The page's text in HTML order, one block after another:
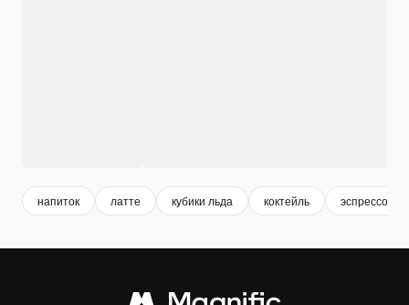
напиток латте кубики льда коктейль эспрессо